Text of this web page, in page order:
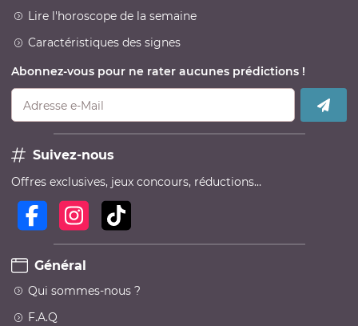
Lire l'horoscope de la semaine
Caractéristiques des signes
Abonnez-vous pour ne rater aucunes prédictions !
Adresse e-Mail
Suivez-nous
Offres exclusives, jeux concours, réductions…
Général
Qui sommes-nous ?
F.A.Q